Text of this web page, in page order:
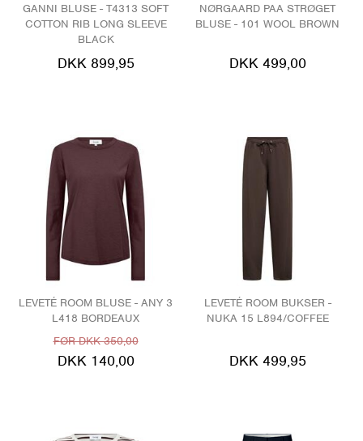
GANNI BLUSE - T4313 SOFT
COTTON RIB LONG SLEEVE
BLACK
DKK 899,95
NØRGAARD PAA STRØGET
BLUSE - 101 WOOL BROWN
DKK 499,00
LEVETÉ ROOM BLUSE - ANY 3
L418 BORDEAUX
FØR DKK 350,00
DKK 140,00
LEVETÉ ROOM BUKSER -
NUKA 15 L894/COFFEE
DKK 499,95